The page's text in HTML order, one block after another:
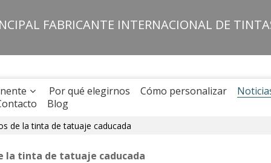
FABRICANTE INTERNACIONAL DE
Por qué elegirnos Cómo personalizar
Blog
de la tinta de tatuaje caducada
la tinta de tatuaje caducada